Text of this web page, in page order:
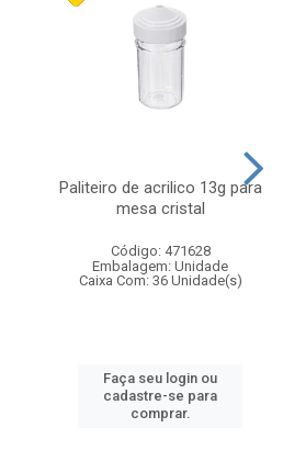
Paliteiro de acrilico 13g para
mesa cristal
Código: 471628
Embalagem: Unidade
Caixa Com: 36 Unidade(s)
Faça seu login ou
cadastre-se para
comprar.